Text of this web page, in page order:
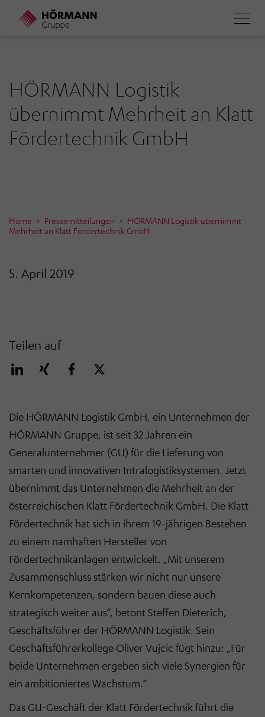
Direkt
HÖRMANN Logistik
übernimmt Mehrheit an Klatt
Fördertechnik GmbH
Home Pressemitteilungen
HÖRMANN Logistik übernimmt
Mehrheit an Klatt Fördertechnik GmbH
5. April 2019
Teilen auf
Die HÖRMANN Logistik GmbH, ein Unternehmen der
HÖRMANN Gruppe, ist seit 32 Jahren ein
Generalunternehmer (GU) für die Lieferung von
smarten und innovativen Intralogistiksystemen. Jetzt
übernimmt das Unternehmen die Mehrheit an der
österreichischen Klatt Fördertechnik GmbH. Die Klatt
Fördertechnik hat sich in ihrem 19-jährigen Bestehen
zu einem namhaften Hersteller von
Fördertechnikanlagen entwickelt. „Mit unserem
Zusammenschluss stärken wir nicht nur unsere
Kernkompetenzen, sondern bauen diese auch
strategisch weiter aus“, betont Steffen Dieterich,
Geschäftsführer der HÖRMANN Logistik. Sein
Geschäftsführerkollege Oliver Vujcic fügt hinzu: „Für
beide Unternehmen ergeben sich viele Synergien für
ein ambitioniertes Wachstum.“
Das GU-Geschäft der Klatt Fördertechnik führt die